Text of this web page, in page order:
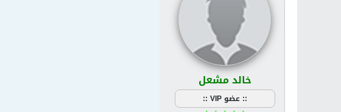
خالد مشعل
:: عضو VIP ::